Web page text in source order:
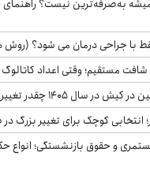
به‌صرفه‌ترین نیست؟
با جراحی درمان می شود؟
مستقیم؛ وقتی اعداد
۱۴۰۵ چقدر تغییر کرده است؟
انتخابی کوچک برای تغییر بزرگ
و حقوق بازنشستگی؛ انواع